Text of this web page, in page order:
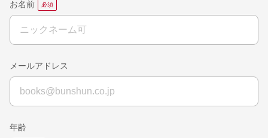
お名前
メールアドレス
年齢